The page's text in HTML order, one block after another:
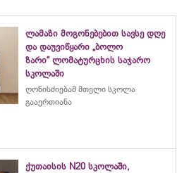
ლამაზი მოგონებებით სავსე დღე
და დაუვიწყარი „ბოლო
ზარი“ ლომატურცხის საჯარო
სკოლაში
ღონისძიებამ მთელი სკოლა
გააერთიანა
ქუთაისის N20 სკოლაში,